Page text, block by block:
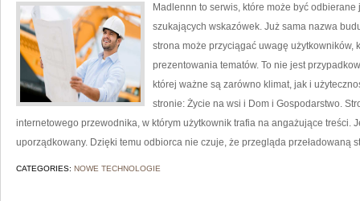
Madlennn to serwis, które może być
szukających wskazówek. Już sama nazwa
strona może przyciągać uwagę użytkowników,
prezentowania tematów. To nie jest
której ważne są zarówno klimat, jak i
stronie: Życie na wsi i Dom i Gospodarstwo.
internetowego przewodnika, w którym użytkownik trafia na angażujące treści.
uporządkowany. Dzięki temu odbiorca nie czuje, że przegląda przeładowaną
CATEGORIES: NOWE TECHNOLOGIE